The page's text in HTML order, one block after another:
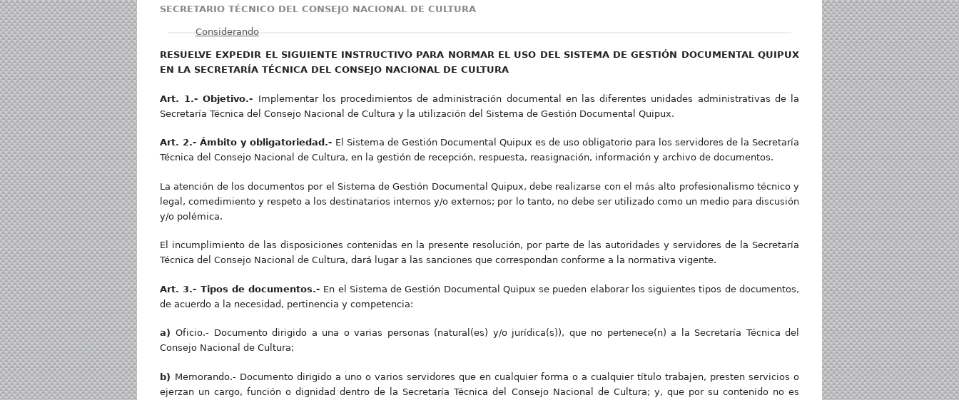
SECRETARIO TÉCNICO DEL CONSEJO NACIONAL DE CULTURA
Mostrar
Considerando
RESUELVE EXPEDIR EL SIGUIENTE INSTRUCTIVO PARA NORMAR EL USO DEL SISTEMA DE GESTIÓN DOCUMENTAL QUIPUX
EN LA SECRETARÍA TÉCNICA DEL CONSEJO NACIONAL DE CULTURA
Art. 1.- Objetivo.- Implementar los procedimientos de administración documental en las diferentes unidades administrativas de la
Secretaría Técnica del Consejo Nacional de Cultura y la utilización del Sistema de Gestión Documental Quipux.
Art. 2.- Ámbito y obligatoriedad.- El Sistema de Gestión Documental Quipux es de uso obligatorio para los servidores de la Secretaría
Técnica del Consejo Nacional de Cultura, en la gestión de recepción, respuesta, reasignación, información y archivo de documentos.
La atención de los documentos por el Sistema de Gestión Documental Quipux, debe realizarse con el más alto profesionalismo técnico y
legal, comedimiento y respeto a los destinatarios internos y/o externos; por lo tanto, no debe ser utilizado como un medio para discusión
y/o polémica.
El incumplimiento de las disposiciones contenidas en la presente resolución, por parte de las autoridades y servidores de la Secretaría
Técnica del Consejo Nacional de Cultura, dará lugar a las sanciones que correspondan conforme a la normativa vigente.
Art. 3.- Tipos de documentos.- En el Sistema de Gestión Documental Quipux se pueden elaborar los siguientes tipos de documentos,
de acuerdo a la necesidad, pertinencia y competencia:
a)Oficio.- Documento dirigido a una o varias personas (natural(es) y/o jurídica(s)), que no pertenece(n) a la Secretaría Técnica del
Consejo Nacional de Cultura;
b) Memorando.- Documento dirigido a uno o varios servidores que en cualquier forma o a cualquier título trabajen, presten servicios o
ejerzan un cargo, función o dignidad dentro de la Secretaría Técnica del Consejo Nacional de Cultura; y, que por su contenido no es